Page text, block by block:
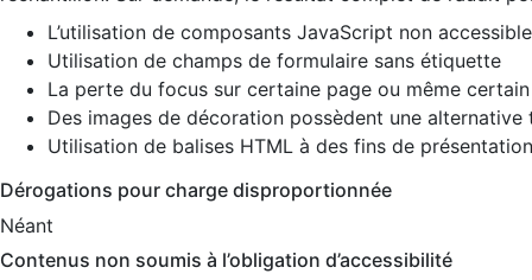
L’utilisation de composants JavaScript non
Utilisation de champs de formulaire sans étiquette
La perte du focus sur certaine page ou même
Des images de décoration possèdent une alternative
Utilisation de balises HTML à des fins de
Dérogations pour charge disproportionnée
Néant
Contenus non soumis à l’obligation d’accessibilité